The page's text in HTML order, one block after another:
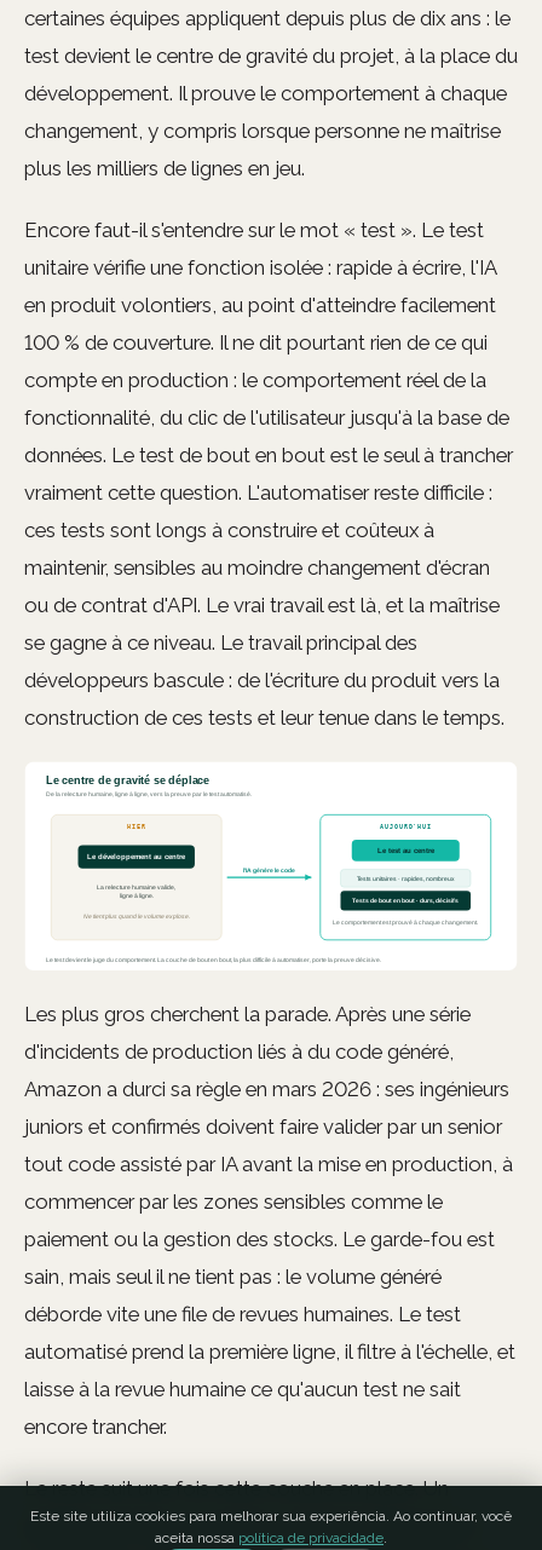
certaines équipes appliquent depuis plus de dix ans : le
test devient le centre de gravité du projet, à la place du
développement. Il prouve le comportement à chaque
changement, y compris lorsque personne ne maîtrise
plus les milliers de lignes en jeu.
Encore faut-il s'entendre sur le mot « test ». Le test
unitaire vérifie une fonction isolée : rapide à écrire, l'IA
en produit volontiers, au point d'atteindre facilement
100 % de couverture. Il ne dit pourtant rien de ce qui
compte en production : le comportement réel de la
fonctionnalité, du clic de l'utilisateur jusqu'à la base de
données. Le test de bout en bout est le seul à trancher
vraiment cette question. L'automatiser reste difficile :
ces tests sont longs à construire et coûteux à
maintenir, sensibles au moindre changement d'écran
ou de contrat d'API. Le vrai travail est là, et la maîtrise
se gagne à ce niveau. Le travail principal des
développeurs bascule : de l'écriture du produit vers la
construction de ces tests et leur tenue dans le temps.
Les plus gros cherchent la parade. Après une série
d'incidents de production liés à du code généré,
Amazon a durci sa règle en mars 2026 : ses ingénieurs
juniors et confirmés doivent faire valider par un senior
tout code assisté par IA avant la mise en production, à
commencer par les zones sensibles comme le
paiement ou la gestion des stocks. Le garde-fou est
sain, mais seul il ne tient pas : le volume généré
déborde vite une file de revues humaines. Le test
automatisé prend la première ligne, il filtre à l'échelle, et
laisse à la revue humaine ce qu'aucun test ne sait
encore trancher.
Le reste suit une fois cette couche en place. Un
pipeline qui rejoue ces tests à chaque changement
Este site utiliza cookies para melhorar sua experiência. Ao continuar, você
aceita nossa política de privacidade.